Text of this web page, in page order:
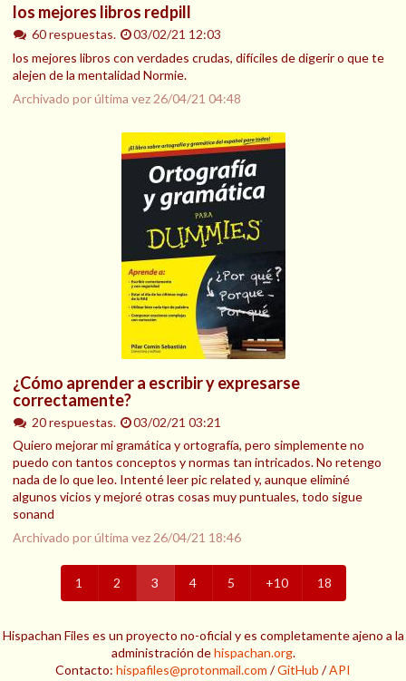
los mejores libros redpill
60 respuestas.
03/02/21 12:03
los mejores libros con verdades crudas, difíciles de digerir o que te
alejen de la mentalidad Normie.
Archivado por última vez 26/04/21 04:48
¿Cómo aprender a escribir y expresarse
correctamente?
20 respuestas.
03/02/21 03:21
Quiero mejorar mi gramática y ortografía, pero simplemente no
puedo con tantos conceptos y normas tan intricados. No retengo
nada de lo que leo. Intenté leer pic related y, aunque eliminé
algunos vicios y mejoré otras cosas muy puntuales, todo sigue
sonand
Archivado por última vez 26/04/21 18:46
1 2 3 4 5 +10 18
Hispachan Files es un proyecto no-oficial y es completamente ajeno a la
administración dehispachan.org.
Contacto: hispafiles@protonmail.com /GitHub /API